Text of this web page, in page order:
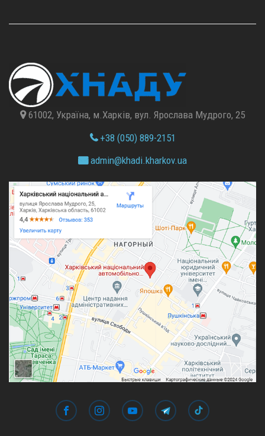
61002, Україна, м.Харків, вул. Ярослава Мудрого, 25
+38 (050) 889-2151
admin@khadi.kharkov.ua